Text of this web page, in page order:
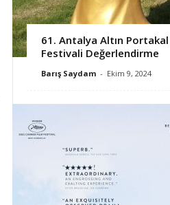
61. Antalya Altın
Festivali Değerlendirme
Barış Saydam - Ekim 9, 2024